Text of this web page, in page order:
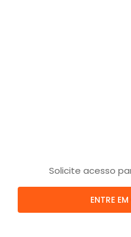
Solicite acesso
ENTRE